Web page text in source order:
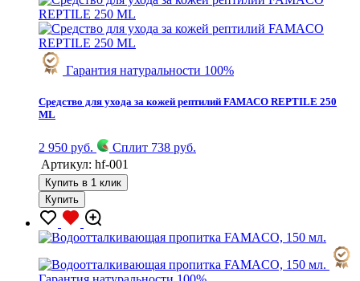
Гарантия натуральности 100%
Средство для ухода за кожей рептилий FAMACO REPTILE 250
ML
2 950 руб.
Сплит 738 руб.
Артикул: hf-001
Купить в 1 клик
Купить